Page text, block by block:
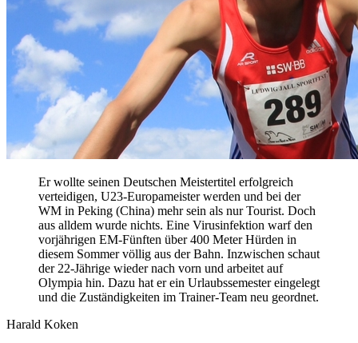
Er wollte seinen Deutschen Meistertitel erfolgreich
verteidigen, U23-Europameister werden und bei der
WM in Peking (China) mehr sein als nur Tourist. Doch
aus alldem wurde nichts. Eine Virusinfektion warf den
vorjährigen EM-Fünften über 400 Meter Hürden in
diesem Sommer völlig aus der Bahn. Inzwischen schaut
der 22-Jährige wieder nach vorn und arbeitet auf
Olympia hin. Dazu hat er ein Urlaubssemester eingelegt
und die Zuständigkeiten im Trainer-Team neu geordnet.
Harald Koken